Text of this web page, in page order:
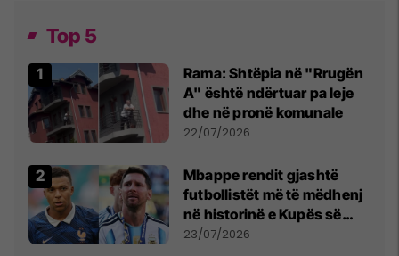
Top 5
Rama: Shtëpia në "Rrugën
A" është ndërtuar pa leje
dhe në pronë komunale
22/07/2026
Mbappe rendit gjashtë
futbollistët më të mëdhenj
në historinë e Kupës së
Botës, Messi mbetet i dyti
23/07/2026